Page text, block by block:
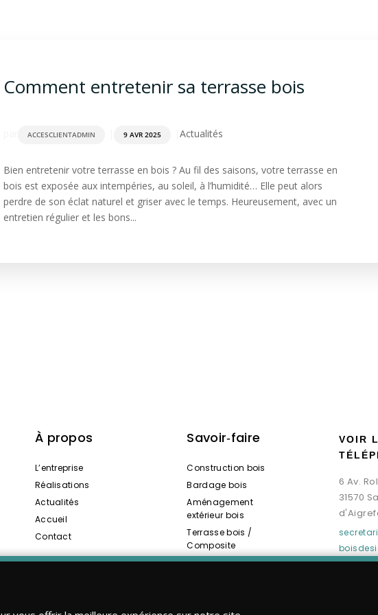
Comment entretenir sa terrasse bois
ACCESCLIENTADMIN 9 AVR 2025 Actualités
Bien entretenir votre terrasse en bois ? Au fil des saisons, votre terrasse en
bois est exposée aux intempéries, au soleil, à l’humidité… Elle peut alors
perdre de son éclat naturel et griser avec le temps. Heureusement, avec un
entretien régulier et les bons...
À propos
L’entreprise
Réalisations
Actualités
Accueil
Contact
Savoir‑faire
Construction bois
Bardage bois
Aménagement
extérieur bois
Terrasse bois /
Composite
Spas / Saunas bois
VOIR
6 Av.
31570